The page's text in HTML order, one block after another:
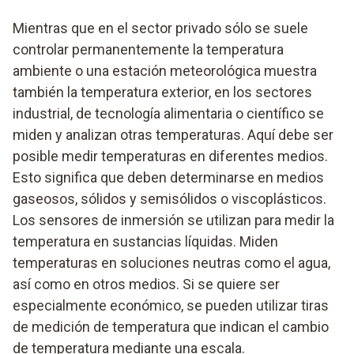
Mientras que en el sector privado sólo se suele
controlar permanentemente la temperatura
ambiente o una estación meteorológica muestra
también la temperatura exterior, en los sectores
industrial, de tecnología alimentaria o científico se
miden y analizan otras temperaturas. Aquí debe ser
posible medir temperaturas en diferentes medios.
Esto significa que deben determinarse en medios
gaseosos, sólidos y semisólidos o viscoplásticos.
Los sensores de inmersión se utilizan para medir la
temperatura en sustancias líquidas. Miden
temperaturas en soluciones neutras como el agua,
así como en otros medios. Si se quiere ser
especialmente económico, se pueden utilizar tiras
de medición de temperatura que indican el cambio
de temperatura mediante una escala.